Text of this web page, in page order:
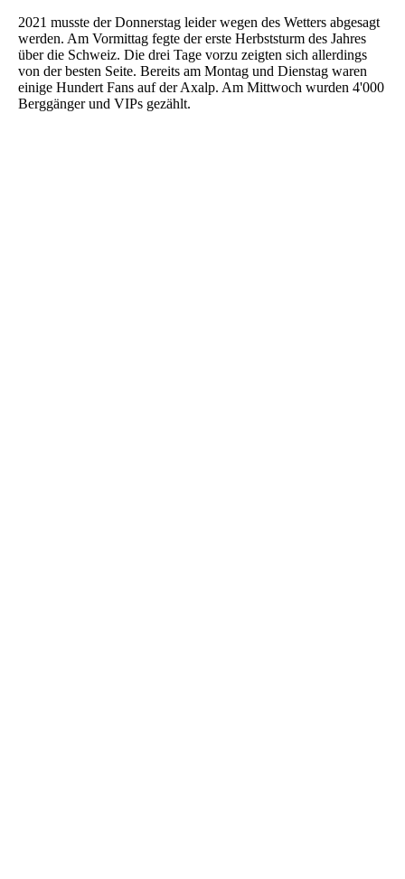
2021 musste der Donnerstag leider wegen des Wetters abgesagt
werden. Am Vormittag fegte der erste Herbststurm des Jahres
über die Schweiz. Die drei Tage vorzu zeigten sich allerdings
von der besten Seite. Bereits am Montag und Dienstag waren
einige Hundert Fans auf der Axalp. Am Mittwoch wurden 4'000
Berggänger und VIPs gezählt.